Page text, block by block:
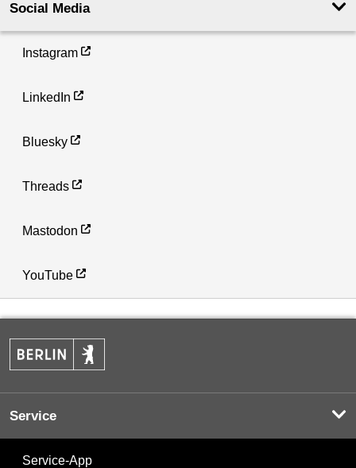
Social Media
Instagram
LinkedIn
Bluesky
Threads
Mastodon
YouTube
Service
Service-App